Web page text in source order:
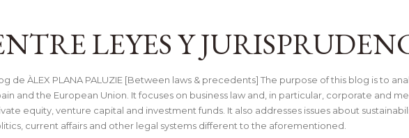
LEYES Y
de ÀLEX PLANA PALUZIE [Between laws & precedents] The purpose of this blog is to
and the European Union. It focuses on business law and, in particular, corporate and
equity, venture capital and investment funds. It also addresses issues about
current affairs and other legal systems different to the aforementioned.